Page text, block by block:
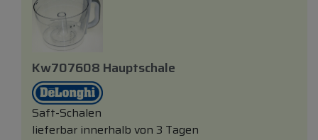
Kw707608 Hauptschale
Saft-Schalen
lieferbar innerhalb von 3 Tagen